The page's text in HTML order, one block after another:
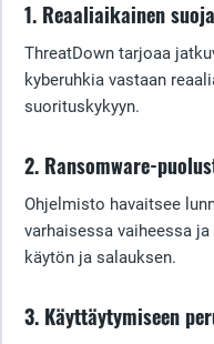
1. Reaaliaikainen
ThreatDown tarjoaa
kyberuhkia vastaan
suorituskykyyn.
2. Ransomware-
Ohjelmisto havaitsee
varhaisessa vaiheessa
käytön ja salauksen.
3. Käyttäytymiseen